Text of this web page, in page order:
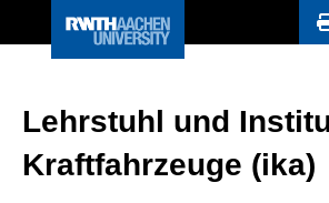
Lehrstuhl und
Kraftfahrzeuge (ika)